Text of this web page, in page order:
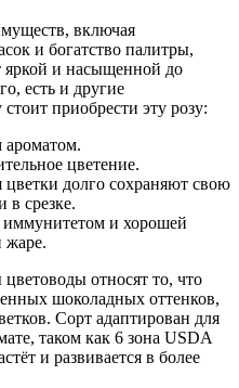
включая
и богатство палитры,
яркой и насыщенной до
есть и другие
приобрести эту розу:
ароматом.
цветение.
долго сохраняют свою
в срезке.
иммунитетом и хорошей
жаре.
относят то, что
шоколадных оттенков,
Сорт адаптирован для
таком как 6 зона USDA
и развивается в более